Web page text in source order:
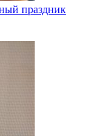
праздник